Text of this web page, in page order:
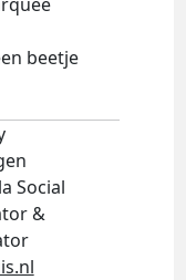
beetje
Social
&